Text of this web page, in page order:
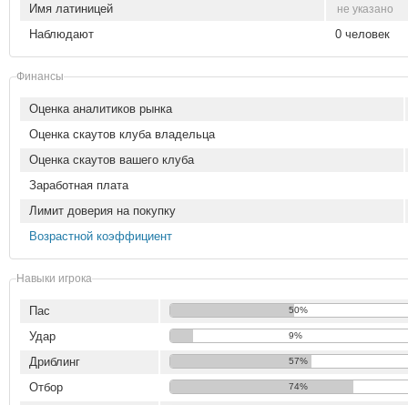
Имя латиницей
не указано
Наблюдают 0 человек
Финансы
Оценка аналитиков рынка
Оценка скаутов клуба владельца
Оценка скаутов вашего клуба
Заработная плата
Лимит доверия на покупку
Возрастной коэффициент
Навыки игрока
Пас 50%
Удар 9%
Дриблинг 57%
Отбор 74%